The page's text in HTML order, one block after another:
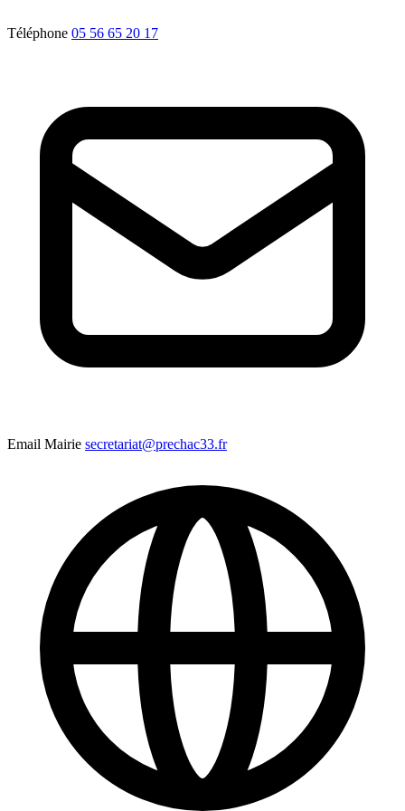
Téléphone 05 56 65 20 17
Email Mairie secretariat@prechac33.fr